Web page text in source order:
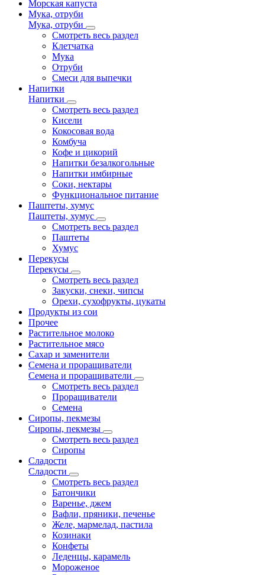
Морская капуста
Мука, отруби
Мука, отруби
Смотреть весь раздел
Клетчатка
Мука
Отруби
Смеси для выпечки
Напитки
Напитки
Смотреть весь раздел
Кисели
Кокосовая вода
Комбуча
Кофе и цикорий
Напитки безалкогольные
Напитки имбирные
Соки, нектары
Функциональное питание
Паштеты, хумус
Паштеты, хумус
Смотреть весь раздел
Паштеты
Хумус
Перекусы
Перекусы
Смотреть весь раздел
Закуски, снеки, чипсы
Орехи, сухофрукты, цукаты
Продукты из сои
Прочее
Растительное молоко
Растительное мясо
Сахар и заменители
Семена и проращиватели
Семена и проращиватели
Смотреть весь раздел
Проращиватели
Семена
Сиропы, пекмезы
Сиропы, пекмезы
Смотреть весь раздел
Сиропы
Сладости
Сладости
Смотреть весь раздел
Батончики
Варенье, джем
Вафли, пряники, печенье
Желе, мармелад, пастила
Козинаки
Конфеты
Леденцы, карамель
Мороженое